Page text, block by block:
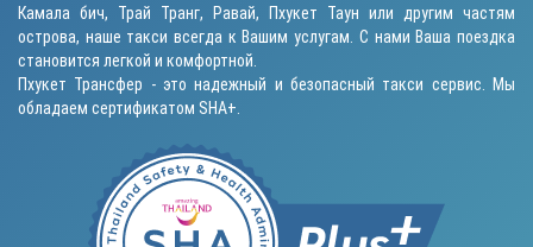
Камала бич, Трай Транг, Равай, Пхукет Таун или другим частям
острова, наше такси всегда к Вашим услугам. С нами Ваша поездка
становится легкой и комфортной.
Пхукет Трансфер - это надежный и безопасный такси сервис. Мы
обладаем сертификатом SHA+.